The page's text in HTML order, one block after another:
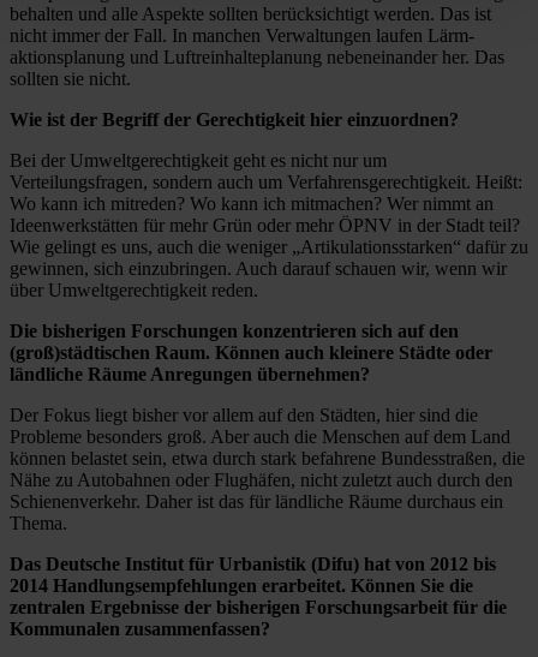
behalten und alle Aspekte sollten berücksichtigt werden. Das ist
nicht immer der Fall. In manchen Verwaltungen laufen Lärm­
aktionsplanung und Luftreinhalteplanung nebeneinander her. Das
sollten sie nicht.
Wie ist der Begriff der Gerechtigkeit hier einzuordnen?
Bei der Umweltgerechtigkeit geht es nicht nur um
Verteilungsfragen, sondern auch um Verfahrensgerechtigkeit. Heißt:
Wo kann ich mitreden? Wo kann ich mitmachen? Wer nimmt an
Ideenwerkstätten für mehr Grün oder mehr ÖPNV in der Stadt teil?
Wie gelingt es uns, auch die weniger „Artikulationsstarken“ dafür zu
gewinnen, sich einzubringen. Auch ­darauf schauen wir, wenn wir
über Umweltgerechtigkeit reden.
Die bisherigen Forschungen konzentrieren sich auf den
(groß)städtischen Raum. Können auch kleinere Städte oder
ländliche Räume Anregungen übernehmen?
Der Fokus liegt bisher vor allem auf den Städten, hier sind die
Probleme besonders groß. Aber auch die Menschen auf dem Land
können belastet sein, etwa durch stark befahrene Bundesstraßen, die
Nähe zu Autobahnen oder Flughäfen, nicht zuletzt auch durch den
Schienenverkehr. Daher ist das für ländliche Räume durchaus ein
Thema.
Das Deutsche Institut für Urbanistik (Difu) hat von 2012 bis
2014 Handlungsempfehlungen erarbeitet. Können Sie die
zentralen Ergebnisse der bisherigen Forschungsarbeit für die
Kommunalen zusammenfassen?